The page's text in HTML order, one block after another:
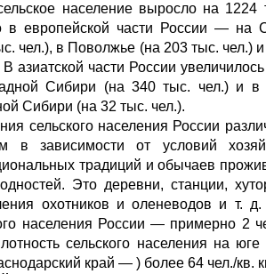
население выросло на 1224
в европейской части России — на
чел.), в Поволжье (на 203 тыс. чел.)
азиатской части России увеличилось
Сибири (на 340 тыс. чел.) и в
Сибири (на 32 тыс. чел.).
сельского населения России
в зависимости от условий
традиций и обычаев
Это деревни, станции,
охотников и оленеводов и т.
населения России — примерно 2
сельского населения на
край — ) более 64 чел./кв.